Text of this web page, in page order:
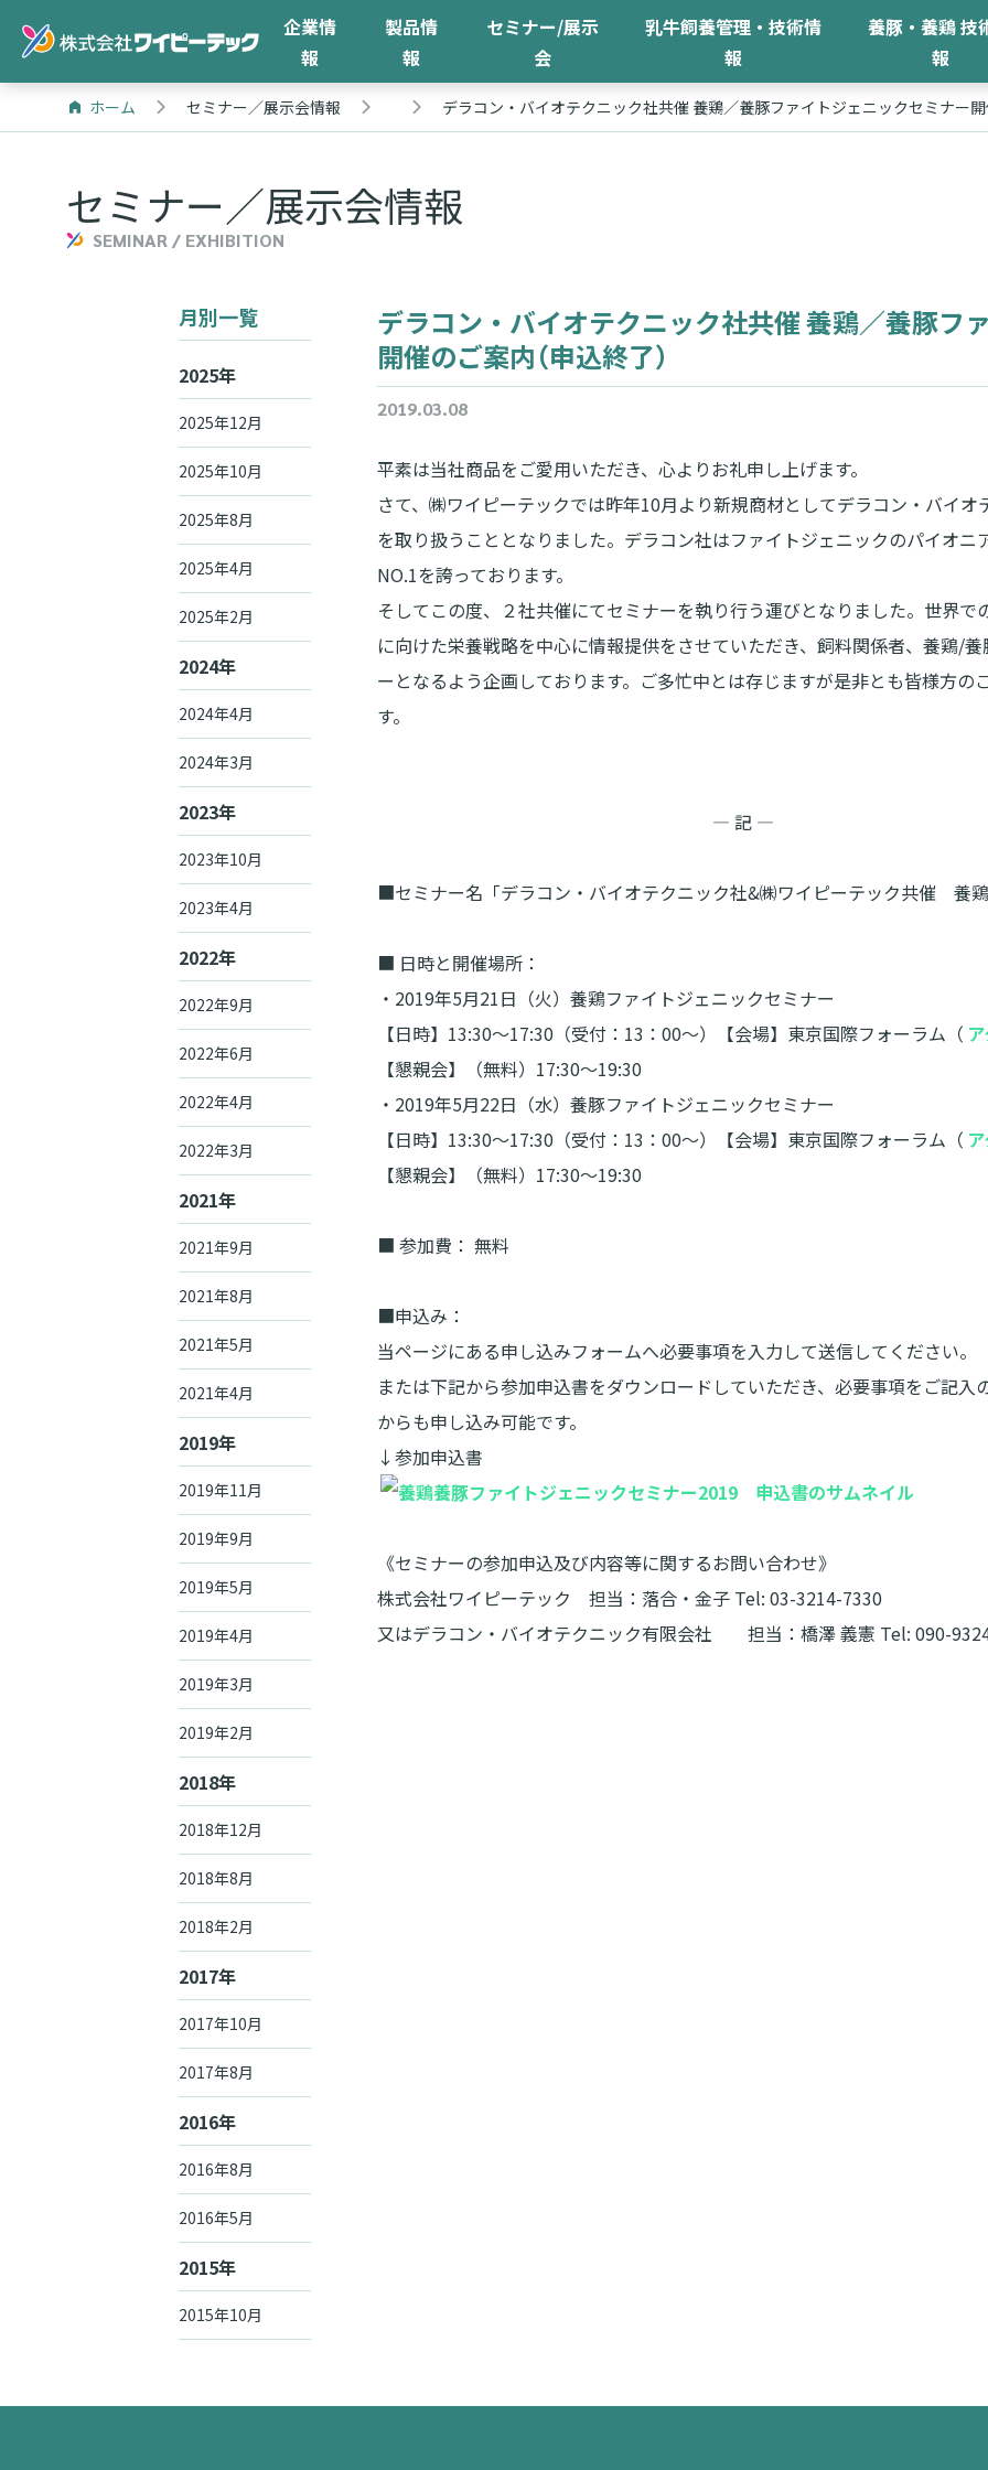
企業情
報
製品情
報
セミナー/展示
会
乳牛飼養管理・技術情
報
養豚・養鶏 技
報
ホーム セミナー／展示会情報 デラコン・バイオテクニック社共催 養鶏／養豚ファイトジェニックセミナー
セミナー／展示会情報
SEMINAR / EXHIBITION
デラコン・バイオテクニック社共催 養鶏／養豚フ
開催のご案内（申込終了）
2019.03.08
平素は当社商品をご愛用いただき、心よりお礼申し上げます。
さて、㈱ワイピーテックでは昨年10月より新規商材としてデラコン・バイ
を取り扱うこととなりました。デラコン社はファイトジェニックのパイオ
NO.1を誇っております。
そしてこの度、２社共催にてセミナーを執り行う運びとなりました。世界で
に向けた栄養戦略を中心に情報提供をさせていただき、飼料関係者、養鶏/
ーとなるよう企画しております。ご多忙中とは存じますが是非とも皆様方
す。
― 記 ―
■セミナー名「デラコン・バイオテクニック社&㈱ワイピーテック共催 養
■ 日時と開催場所：
・2019年5月21日（火）養鶏ファイトジェニックセミナー
【日時】13:30～17:30（受付：13：00～）【会場】東京国際フォーラム（
【懇親会】（無料）17:30～19:30
・2019年5月22日（水）養豚ファイトジェニックセミナー
【日時】13:30～17:30（受付：13：00～）【会場】東京国際フォーラム（
【懇親会】（無料）17:30～19:30
■ 参加費： 無料
■申込み：
当ページにある申し込みフォームへ必要事項を入力して送信してください。
または下記から参加申込書をダウンロードしていただき、必要事項をご記入
からも申し込み可能です。
↓参加申込書
《セミナーの参加申込及び内容等に関するお問い合わせ》
株式会社ワイピーテック 担当：落合・金子 Tel: 03-3214-7330
又はデラコン・バイオテクニック有限会社 担当：橋澤 義憲 Tel: 090-
月別一覧
2025年
2025年12月
2025年10月
2025年8月
2025年4月
2025年2月
2024年
2024年4月
2024年3月
2023年
2023年10月
2023年4月
2022年
2022年9月
2022年6月
2022年4月
2022年3月
2021年
2021年9月
2021年8月
2021年5月
2021年4月
2019年
2019年11月
2019年9月
2019年5月
2019年4月
2019年3月
2019年2月
2018年
2018年12月
2018年8月
2018年2月
2017年
2017年10月
2017年8月
2016年
2016年8月
2016年5月
2015年
2015年10月